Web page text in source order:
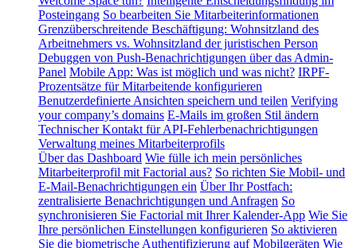
Posteingang So bearbeiten Sie Mitarbeiterinformationen
Grenzüberschreitende Beschäftigung: Wohnsitzland des
Arbeitnehmers vs. Wohnsitzland der juristischen Person
Debuggen von Push-Benachrichtigungen über das Admin-
Panel Mobile App: Was ist möglich und was nicht? IRPF-
Prozentsätze für Mitarbeitende konfigurieren
Benutzerdefinierte Ansichten speichern und teilen Verifying
your company’s domains E-Mails im großen Stil ändern
Technischer Kontakt für API-Fehlerbenachrichtigungen
Verwaltung meines Mitarbeiterprofils
Über das Dashboard Wie fülle ich mein persönliches
Mitarbeiterprofil mit Factorial aus? So richten Sie Mobil- und
E-Mail-Benachrichtigungen ein Über Ihr Postfach:
zentralisierte Benachrichtigungen und Anfragen So
synchronisieren Sie Factorial mit Ihrer Kalender-App Wie Sie
Ihre persönlichen Einstellungen konfigurieren So aktivieren
Sie die biometrische Authentifizierung auf Mobilgeräten Wie